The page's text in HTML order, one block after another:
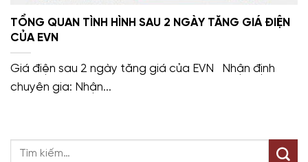
TỔNG QUAN TÌNH HÌNH SAU 2 NGÀY TĂNG GIÁ ĐIỆN
CỦA EVN
Giá điện sau 2 ngày tăng giá của EVN Nhận định
chuyên gia: Nhận...